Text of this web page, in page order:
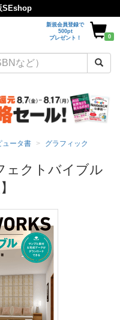
SEshop
新規会員登録で
500pt
プレゼント！
0
ュータ書 グラフィック
ェクトバイブル